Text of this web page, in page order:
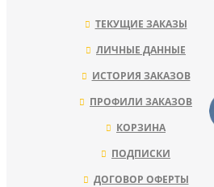
ТЕКУЩИЕ ЗАКАЗЫ
ЛИЧНЫЕ ДАННЫЕ
ИСТОРИЯ ЗАКАЗОВ
ПРОФИЛИ ЗАКАЗОВ
КОРЗИНА
ПОДПИСКИ
ДОГОВОР ОФЕРТЫ